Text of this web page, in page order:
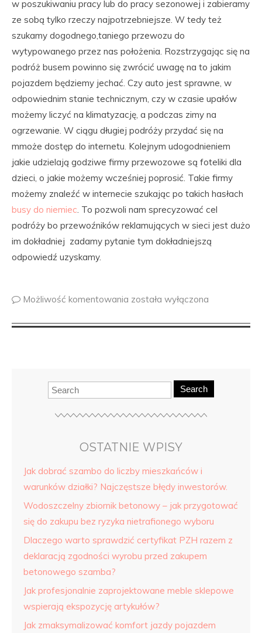
w poszukiwaniu pracy lub do pracy sezonowej i zabieramy
ze sobą tylko rzeczy najpotrzebniejsze. W tedy też
szukamy dogodnego,taniego przewozu do
wytypowanego przez nas położenia. Rozstrzygając się na
podróż busem powinno się zwrócić uwagę na to jakim
pojazdem będziemy jechać. Czy auto jest sprawne, w
odpowiednim stanie technicznym, czy w czasie upałów
możemy liczyć na klimatyzację, a podczas zimy na
ogrzewanie. W ciągu długiej podróży przydać się na
mmoże dostęp do internetu. Kolejnym udogodnieniem
jakie udzielają godziwe firmy przewozowe są foteliki dla
dzieci, o jakie możemy wcześniej poprosić. Takie firmy
możemy znaleźć w internecie szukając po takich hasłach
busy do niemiec. To pozwoli nam sprecyzować cel
podróży bo przewoźników reklamujących w sieci jest dużo
im dokładniej zadamy pytanie tym dokładniejszą
odpowiedź uzyskamy.
Możliwość komentowania została wyłączona
Search
OSTATNIE WPISY
Jak dobrać szambo do liczby mieszkańców i
warunków działki? Najczęstsze błędy inwestorów.
Wodoszczelny zbiornik betonowy – jak przygotować
się do zakupu bez ryzyka nietrafionego wyboru
Dlaczego warto sprawdzić certyfikat PZH razem z
deklaracją zgodności wyrobu przed zakupem
betonowego szamba?
Jak profesjonalnie zaprojektowane meble sklepowe
wspierają ekspozycję artykułów?
Jak zmaksymalizować komfort jazdy pojazdem